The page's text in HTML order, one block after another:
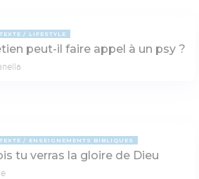
LIFESTYLE
peut-il faire appel à un psy ?
ENSEIGNEMENTS BIBLIQUES
tu verras la gloire de Dieu